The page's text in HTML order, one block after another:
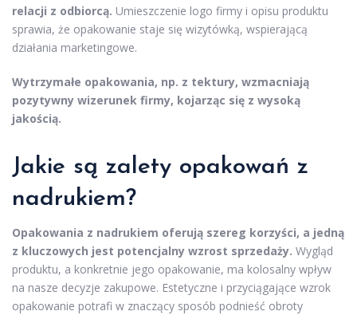
relacji z odbiorcą. Umieszczenie logo firmy i opisu produktu
sprawia, że opakowanie staje się wizytówką, wspierającą
działania marketingowe.
Wytrzymałe opakowania, np. z tektury, wzmacniają
pozytywny wizerunek firmy, kojarząc się z wysoką
jakością.
Jakie są zalety opakowań z
nadrukiem?
Opakowania z nadrukiem oferują szereg korzyści, a jedną
z kluczowych jest potencjalny wzrost sprzedaży. Wygląd
produktu, a konkretnie jego opakowanie, ma kolosalny wpływ
na nasze decyzje zakupowe. Estetyczne i przyciągające wzrok
opakowanie potrafi w znaczący sposób podnieść obroty